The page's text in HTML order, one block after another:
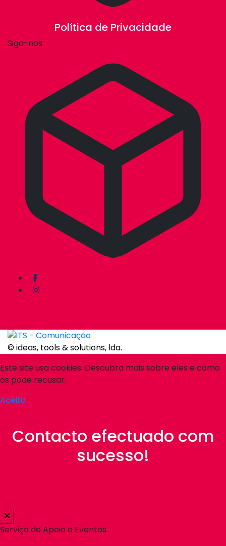
Política de Privacidade
Siga-nos
© ideas, tools & solutions, lda.
Este site usa cookies. Descubra mais sobre eles e como
os pode recusar.
Aceito
Contacto efectuado com
sucesso!
Serviço de Apoio a Eventos